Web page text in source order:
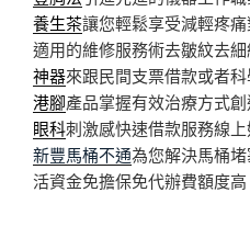
養生茶讓您輕鬆享受減輕疼
適用的維修服務術去皺紋去
神器來跟民間支票借款或者
港腳產品掌握有效治療方式
眼科刺激感快速借款服務線
新豐馬桶不通為您解決馬桶
活資金免擔保免代辦費額度高